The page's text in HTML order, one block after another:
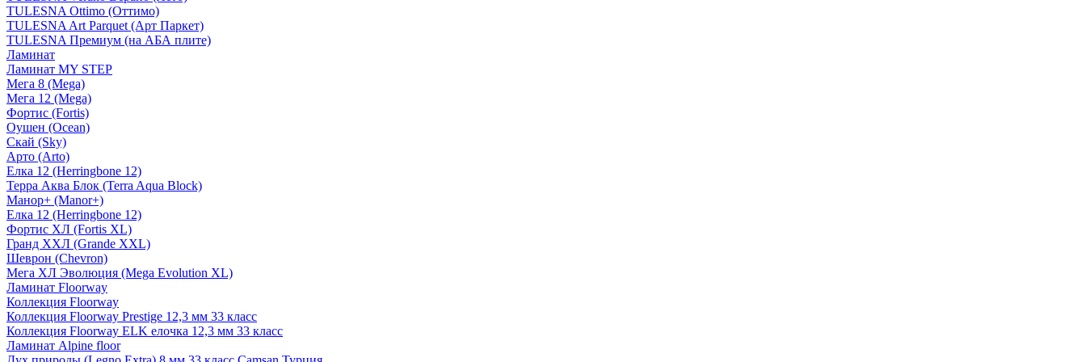
TULESNA Ottimo (Оттимо)
TULESNA Art Parquet (Арт Паркет)
TULESNA Премиум (на АБА плите)
Ламинат
Ламинат MY STEP
Мега 8 (Mega)
Мега 12 (Mega)
Фортис (Fortis)
Оушен (Ocean)
Скай (Sky)
Арто (Arto)
Елка 12 (Herringbone 12)
Терра Аква Блок (Terra Aqua Block)
Манор+ (Manor+)
Елка 12 (Herringbone 12)
Фортис ХЛ (Fortis XL)
Гранд ХХЛ (Grande XXL)
Шеврон (Chevron)
Мега ХЛ Эволюция (Mega Evolution XL)
Ламинат Floorway
Коллекция Floorway
Коллекция Floorway Prestige 12,3 мм 33 класс
Коллекция Floorway ELK елочка 12,3 мм 33 класс
Ламинат Alpine floor